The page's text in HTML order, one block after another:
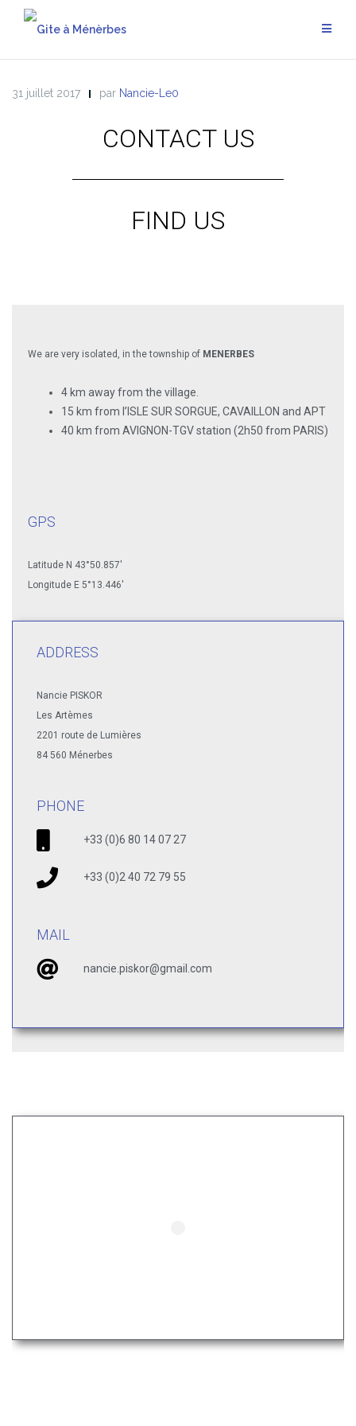
31 juillet 2017 par Nancie-Le0
CONTACT US
FIND US
We are very isolated, in the township of MENERBES
4 km away from the village.
15 km from l’ISLE SUR SORGUE, CAVAILLON and APT
40 km from AVIGNON-TGV station (2h50 from PARIS)
GPS
Latitude N 43°50.857′
Longitude E 5°13.446′
ADDRESS
Nancie PISKOR
Les Artèmes
2201 route de Lumières
84 560 Ménerbes
PHONE
+33 (0)6 80 14 07 27
+33 (0)2 40 72 79 55
MAIL
nancie.piskor@gmail.com